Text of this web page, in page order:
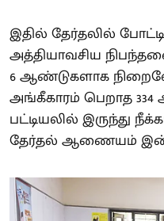
இதில் தேர்தலில்
அத்தியாவசிய
6 ஆண்டுகளாக
அங்கீகாரம் பெறாத 334
பட்டியலில் இருந்து
தேர்தல் ஆணையம்